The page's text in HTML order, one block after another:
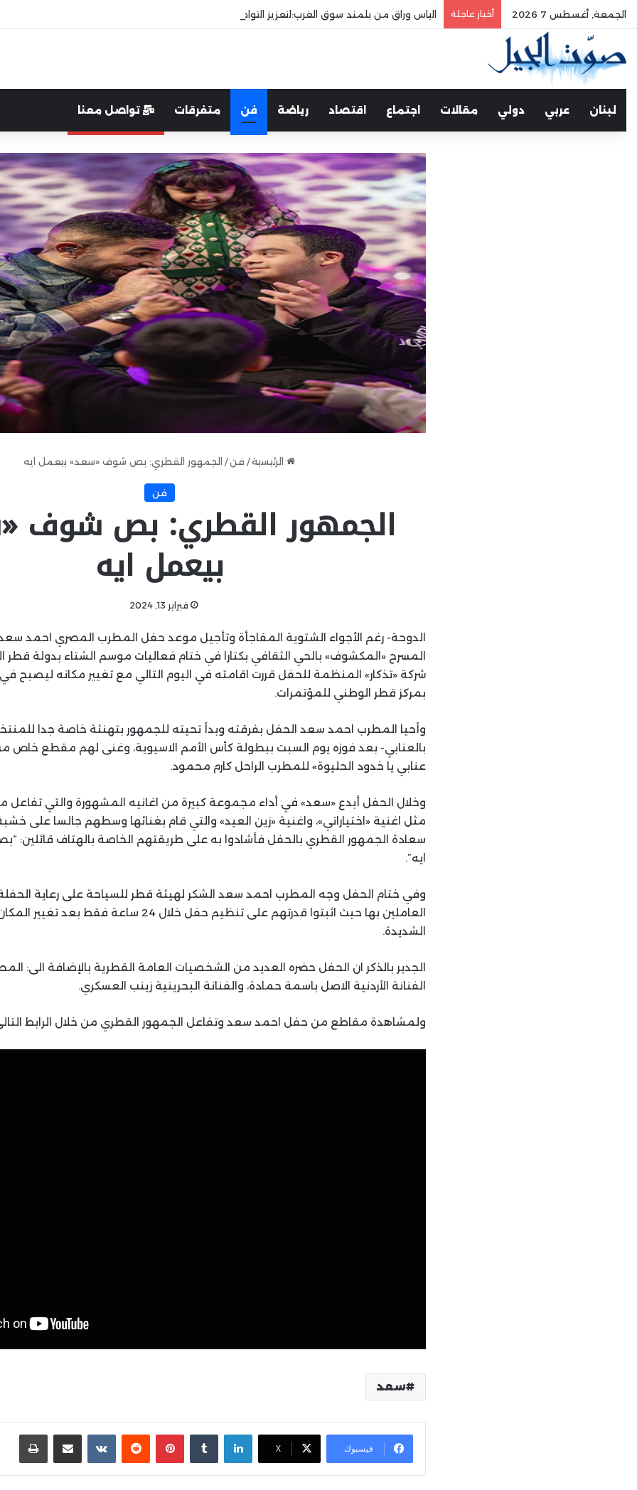
الجمعة, أغسطس 7 2026 أخبار عاجلة الياس وراق من بلمند سوق الغرب:لتعزيز التواصل والشراكة مع المجتمع المحلي
لبنان عربي دولي مقالات اجتماع اقتصاد رياضة فن متفرقات تواصل معنا
الرئيسية/ فن/ الجمهور القطري: بص شوف «سعد» بيعمل ايه
فن
الجمهور القطري: بص شوف
بيعمل ايه
فبراير 13, 2024
الدوحة- رغم الأجواء الشتوية المفاجأة وتأجيل موعد حفل المطرب المصري احمد
المسرح «المكشوف» بالحي الثقافي بكتارا في ختام فعاليات موسم الشتاء بدولة قطر
شركة «تذكار» المنظمة للحفل قررت اقامته في اليوم التالي مع تغيير مكانه ليصبح
بمركز قطر الوطني للمؤتمرات.
وأحيا المطرب احمد سعد الحفل بفرقته وبدأ تحيته للجمهور بتهنئة خاصة جدا
بالعنابي- بعد فوزه يوم السبت ببطولة كأس الأمم الاسيوية، وغنى لهم مقطع خاص
عنابي يا خدود الحليوة» للمطرب الراحل كارم محمود.
وخلال الحفل أبدع «سعد» في أداء مجموعة كبيرة من اغانيه المشهورة والتي تفاعل
مثل اغنية «اختياراتي»، واغنية «زين العيد» والتي قام بغنائها وسطهم جالسا على
سعادة الجمهور القطري بالحفل فأشادوا به على طريقتهم الخاصة بالهتاف
ايه”.
وفي ختام الحفل وجه المطرب احمد سعد الشكر لهيئة قطر للسياحة على رعاية
العاملين بها حيث اثبتوا قدرتهم على تنظيم حفل خلال 24 ساعة
الشديدة.
الجدير بالذكر ان الحفل حضره العديد من الشخصيات العامة القطرية بالإضافة الى:
الفنانة الأردنية الاصل باسمة حمادة، والفنانة البحرينية زينب العسكري.
ولمشاهدة مقاطع من حفل احمد سعد وتفاعل الجمهور القطري من خلال الرابط
سعد
فيسبوك X
لينكدإن بينتيريست مشاركة عبر البريد